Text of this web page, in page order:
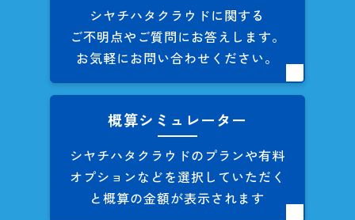
シヤチハタクラウドに関する
ご不明点やご質問にお答えします。
お気軽にお問い合わせください。
概算シミュレーター
シヤチハタクラウドのプランや有料
オプションなどを選択していただく
と概算の金額が表示されます